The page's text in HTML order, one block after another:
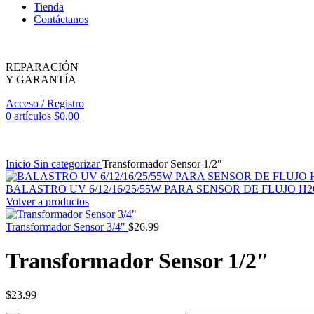
Tienda
Contáctanos
REPARACIÓN
Y GARANTÍA
Acceso / Registro
0 artículos $0.00
Inicio Sin categorizarTransformador Sensor 1/2″
BALASTRO UV 6/12/16/25/55W PARA SENSOR DE FLUJO
Volver a productos
Transformador Sensor 3/4" $26.99
Transformador Sensor 1/2″
$23.99